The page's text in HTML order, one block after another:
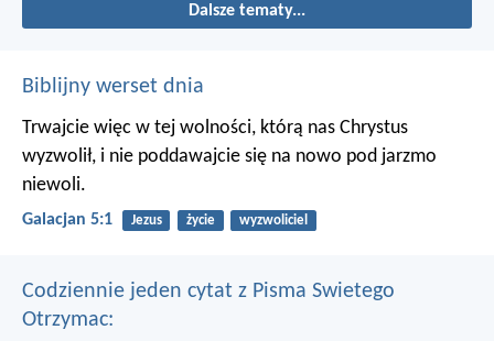
Dalsze tematy...
Biblijny werset dnia
Trwajcie więc w tej wolności, którą nas Chrystus
wyzwolił, i nie poddawajcie się na nowo pod jarzmo
niewoli.
Galacjan 5:1 Jezus życie wyzwoliciel
Codziennie jeden cytat z Pisma Swietego
Otrzymac: